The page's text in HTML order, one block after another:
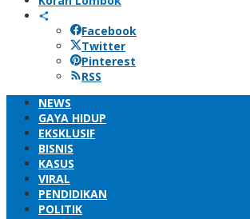
Facebook
Twitter
Pinterest
RSS
NEWS
GAYA HIDUP
EKSKLUSIF
BISNIS
KASUS
VIRAL
PENDIDIKAN
POLITIK